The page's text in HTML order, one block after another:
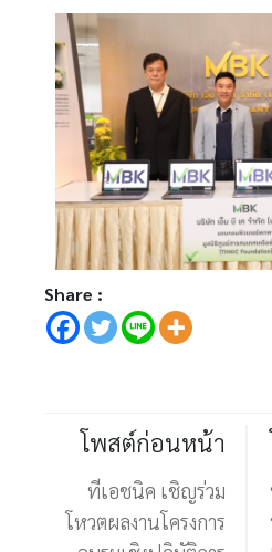
Share :
โพสต์ก่อนหน้า
ทีเอชนิค เชิญร่วม
โหวตผลงานโครงการ